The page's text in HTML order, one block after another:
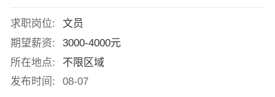
求职岗位:
文员
期望薪资:
3000-4000元
所在地点:
不限区域
发布时间:
08-07